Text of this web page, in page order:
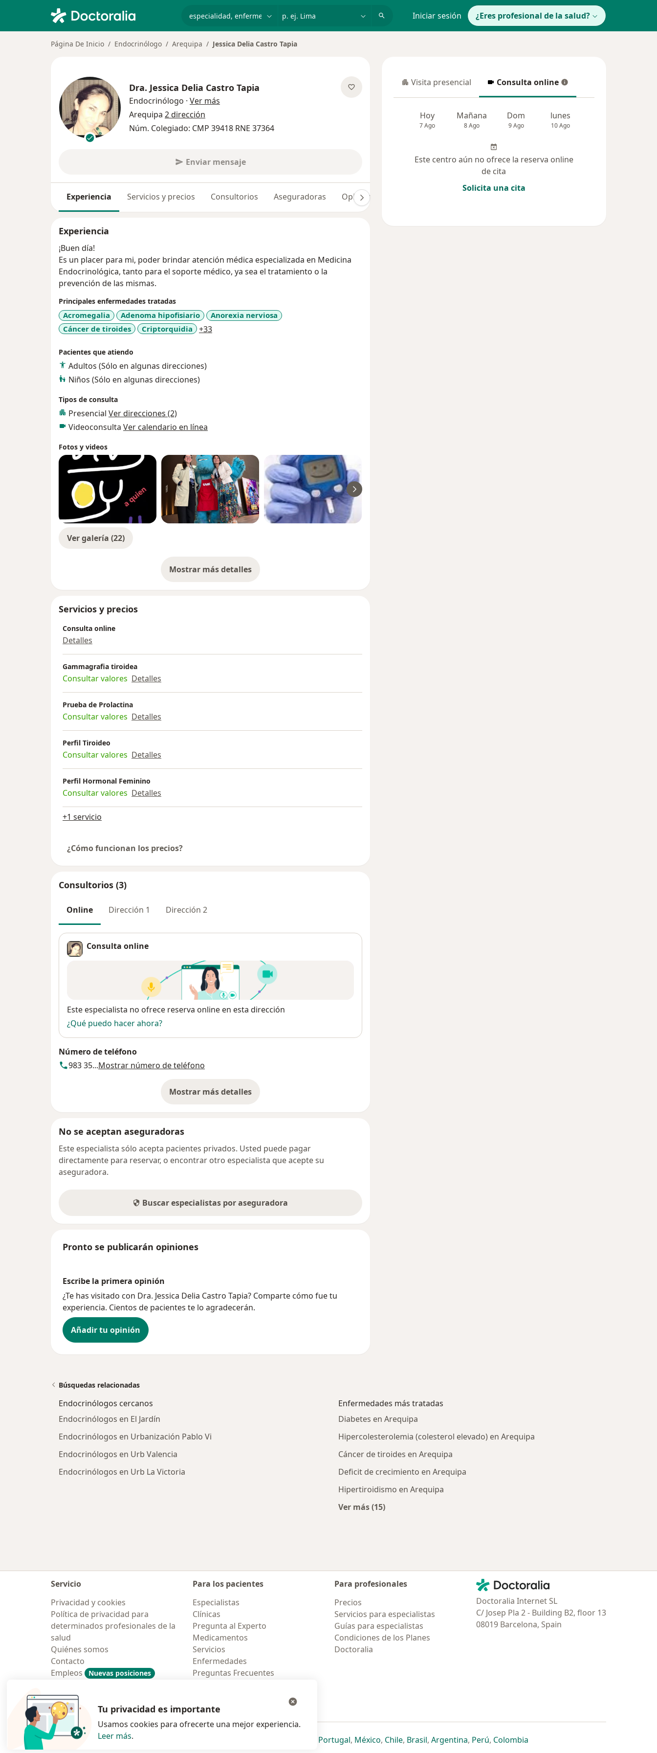
Iniciar sesión ¿Eres profesional de la salud?
Página De Inicio Endocrinólogo Arequipa Jessica Delia Castro Tapia
Dra. Jessica Delia Castro Tapia
Endocrinólogo · Ver más
Arequipa 2 dirección
Núm. Colegiado: CMP 39418 RNE 37364
Enviar mensaje
Experiencia Servicios y precios Consultorios Aseguradoras Opiniones
Experiencia
¡Buen día!
Es un placer para mi, poder brindar atención médica especializada en Medicina
Endocrinológica, tanto para el soporte médico, ya sea el tratamiento o la
prevención de las mismas.
Principales enfermedades tratadas
Acromegalia Adenoma hipofisiario
Anorexia nerviosa
Cáncer de tiroides
Criptorquidia +33a11y_sr_more_diseases
Pacientes que atiendo
Adultos (Sólo en algunas direcciones)
Niños (Sólo en algunas direcciones)
Tipos de consulta
Presencial Ver direcciones (2)
Videoconsulta Ver calendario en línea
Fotos y videos
Ver galería (22)
Mostrar más detalles
sobre la experiencia
Servicios y precios
Consulta online
Detalles
Gammagrafia tiroidea
Consultar valores Detalles
Prueba de Prolactina
Consultar valores Detalles
Perfil Tiroideo
Consultar valores Detalles
Perfil Hormonal Feminino
Consultar valores Detalles
+1 servicio
¿Cómo funcionan los precios?
Consultorios (3)
Online Dirección 1 Dirección 2
Consulta online
Disponibilidad
Este especialista no ofrece reserva online en esta dirección
¿Qué puedo hacer ahora?
Número de teléfono
983 35...Mostrar número de teléfono
Mostrar más detalles
sobre la dirección
No se aceptan aseguradoras
Este especialista sólo acepta pacientes privados. Usted puede pagar
directamente para reservar, o encontrar otro especialista que acepte su
aseguradora.
Buscar especialistas por aseguradora
Pronto se publicarán opiniones
Escribe la primera opinión
¿Te has visitado con Dra. Jessica Delia Castro Tapia? Comparte cómo fue tu
experiencia. Cientos de pacientes te lo agradecerán.
Añadir tu opinión
Visita presencial
Visita presencial Consulta online
Consulta online
Hoy
7 Ago
Mañana
8 Ago
Dom
9 Ago
lunes
10 Ago
Este centro aún no ofrece la reserva online
de cita
Solicita una cita
Búsquedas relacionadas
Endocrinólogos cercanos
Endocrinólogos en El Jardín
Endocrinólogos en Urbanización Pablo Vi
Endocrinólogos en Urb Valencia
Endocrinólogos en Urb La Victoria
Enfermedades más tratadas
Diabetes en Arequipa
Hipercolesterolemia (colesterol elevado) en Arequipa
Cáncer de tiroides en Arequipa
Deficit de crecimiento en Arequipa
Hipertiroidismo en Arequipa
Ver más (15)
Servicio
Privacidad y cookies
Política de privacidad para
determinados profesionales de la
salud
Quiénes somos
Contacto
Empleos
Nuevas posiciones
Contratación
Para los pacientes
Especialistas
Clínicas
Pregunta al Experto
Medicamentos
Servicios
Enfermedades
Preguntas Frecuentes
Para profesionales
Precios
Servicios para especialistas
Guías para especialistas
Condiciones de los Planes
Doctoralia
Contacto
Doctoralia - Página de inicio
Doctoralia Internet SL
C/ Josep Pla 2 - Building B2, floor 13
08019 Barcelona, Spain
Polska se abre en una nueva pestaña
se abre en una nueva pestaña
se abre en una nueva pestaña
se abre en una nueva pestaña
Portugalse abre en una nueva pestaña
, Méxicose abre en una nueva pestaña
, Chilese abre en una nueva pestaña
, Brasilse abre en una nueva pestaña
, Argentinase abre en una nueva pestaña
, Perúse abre en una nueva pestaña
, Colombiase abre en una nueva pestaña
Tu privacidad es importante
Usamos cookies para ofrecerte una mejor experiencia.
Leer más.